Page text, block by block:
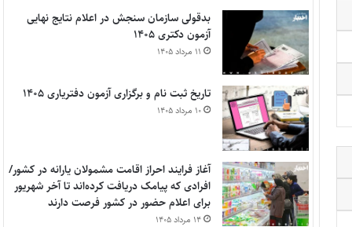
بدقولی سازمان سنجش در اعلام نتایج نهایی
آزمون دکتری ۱۴۰۵
۱۱ مرداد ۱۴۰۵
تاریخ ثبت نام و برگزاری آزمون دفتریاری ۱۴۰۵
۱۰ مرداد ۱۴۰۵
آغاز فرایند احراز اقامت مشمولان یارانه در کشور/
افرادی که پیامک دریافت کرده‌اند تا آخر شهریور
برای اعلام حضور در کشور فرصت دارند
۱۴ مرداد ۱۴۰۵